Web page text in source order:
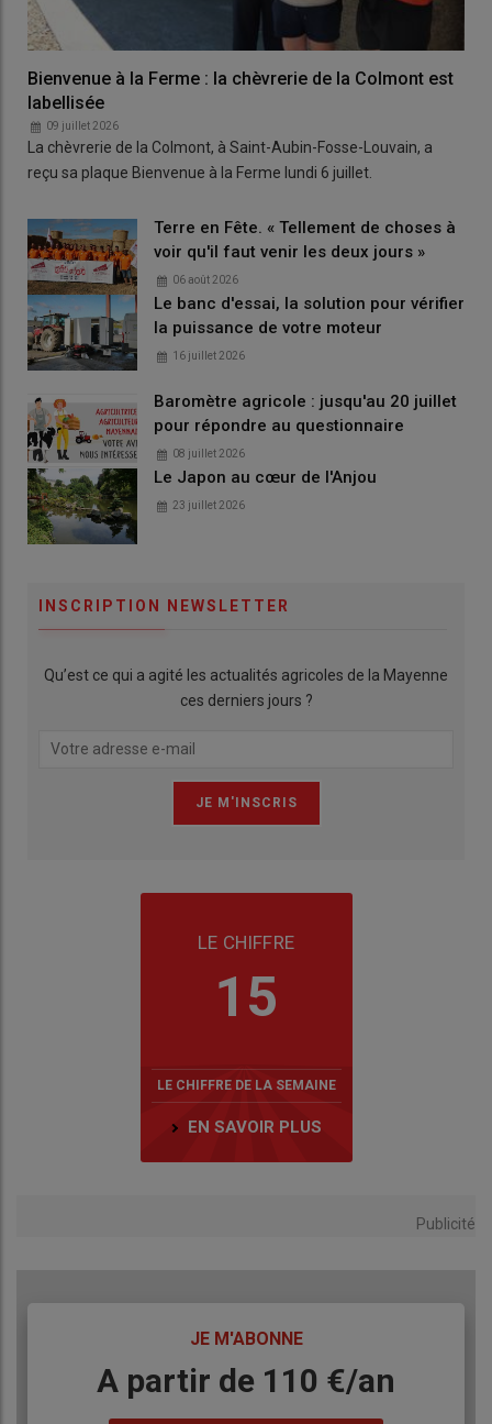
Bienvenue à la Ferme : la chèvrerie de la Colmont est
labellisée
09 juillet 2026
La chèvrerie de la Colmont, à Saint-Aubin-Fosse-Louvain, a
reçu sa plaque Bienvenue à la Ferme lundi 6 juillet.
Terre en Fête. « Tellement de choses à
voir qu'il faut venir les deux jours »
06 août 2026
Le banc d'essai, la solution pour vérifier
la puissance de votre moteur
16 juillet 2026
Baromètre agricole : jusqu'au 20 juillet
pour répondre au questionnaire
08 juillet 2026
Le Japon au cœur de l'Anjou
23 juillet 2026
INSCRIPTION NEWSLETTER
Qu’est ce qui a agité les actualités agricoles de la Mayenne
ces derniers jours ?
LE CHIFFRE
15
LE CHIFFRE DE LA SEMAINE
EN SAVOIR PLUS
Publicité
JE M'ABONNE
BodyA partir de 110 €/an